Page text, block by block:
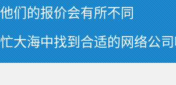
们的报价会有所不同
大海中找到合适的网络公